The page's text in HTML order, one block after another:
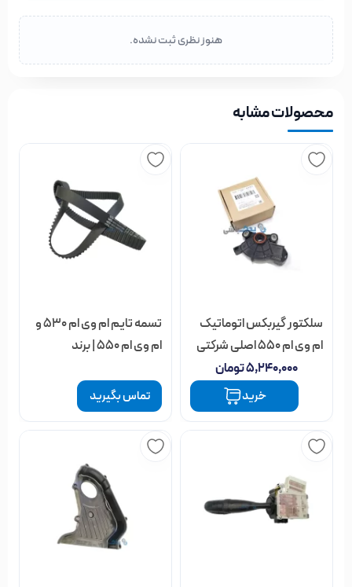
هنوز نظری ثبت نشده.
محصولات مشابه
سلکتور گیربکس اتوماتیک
ام وی ام 550 اصلی شرکتی
۵,۲۴۰,۰۰۰تومان
خرید
تسمه تایم ام وی ام 530 و
ام وی ام 550 | برند
تماس بگیرید